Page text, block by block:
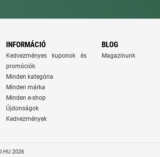
INFORMÁCIÓ
Kedvezményes kuponok és
promóciók
Minden kategória
Minden márka
Minden e-shop
Újdonságok
Kedvezmények
BLOG
Magazinunk
2026